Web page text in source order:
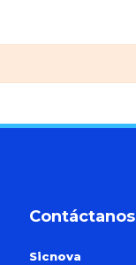
Contáctanos
Sicnova